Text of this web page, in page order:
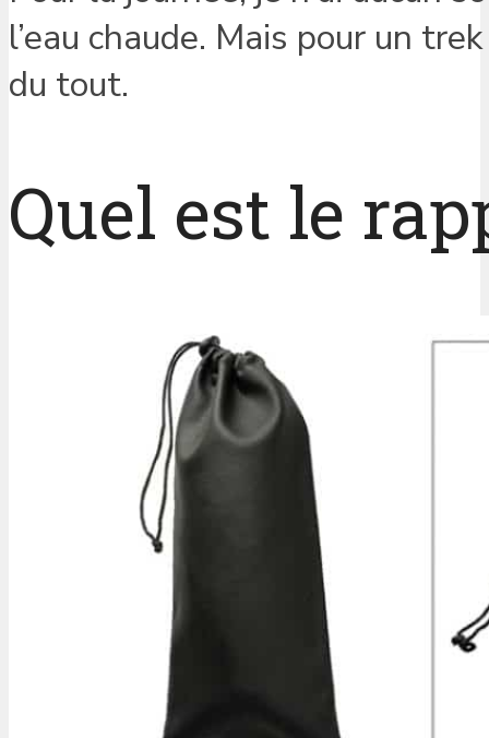
l’eau chaude. Mais pour un
du tout.
Quel est le